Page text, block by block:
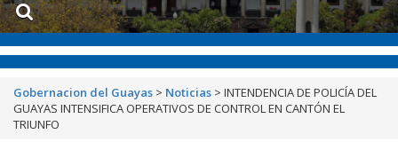
Gobernacion del Guayas > Noticias > INTENDENCIA DE POLICÍA DEL
GUAYAS INTENSIFICA OPERATIVOS DE CONTROL EN CANTÓN EL
TRIUNFO